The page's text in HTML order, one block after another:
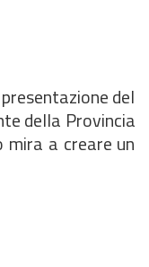
del
della Provincia
mira a creare un